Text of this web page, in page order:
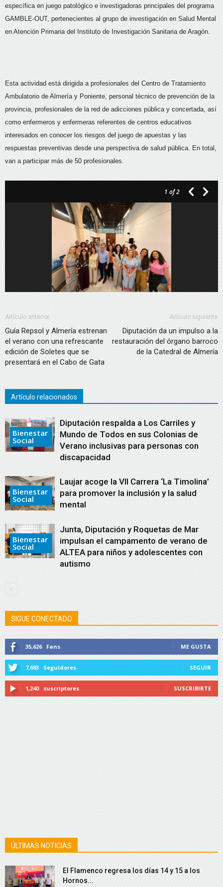
específica en juego patológico e investigadoras principales del programa
GAMBLE-OUT, pertenecientes al grupo de investigación en Salud Mental
en Atención Primaria del Instituto de Investigación Sanitaria de Aragón.
Esta actividad está dirigida a profesionales del Centro de Tratamiento
Ambulatorio de Almería y Poniente, personal técnico de prevención de la
provincia, profesionales de la red de adicciones pública y concertada, así
como enfermeros y enfermeras referentes de centros educativos
interesados en conocer los riesgos del juego de apuestas y las
respuestas preventivas desde una perspectiva de salud pública. En total,
van a participar más de 50 profesionales.
1 of 2
Artículo anterior
Guía Repsol y Almería estrenan
el verano con una refrescante
edición de Soletes que se
presentará en el Cabo de Gata
Artículo siguiente
Diputación da un impulso a la
restauración del órgano barroco
de la Catedral de Almería
Artículo relacionados
Bienestar
Social
Diputación respalda a Los Carriles y
Mundo de Todos en sus Colonias de
Verano inclusivas para personas con
discapacidad
Bienestar
Social
Laujar acoge la VII Carrera ‘La Timolina’
para promover la inclusión y la salud
mental
Bienestar
Social
Junta, Diputación y Roquetas de Mar
impulsan el campamento de verano de
ALTEA para niños y adolescentes con
autismo
SIGUE CONECTADO
35,626 Fans ME GUSTA
7,693 Seguidores SEGUIR
1,240 suscriptores SUSCRIBIRTE
ÚLTIMAS NOTICIAS
El Flamenco regresa los días 14 y 15 a los
Hornos...